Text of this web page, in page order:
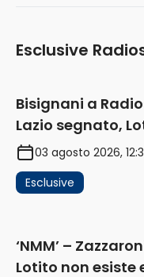
Esclusive
Bisignani a
Lazio segnato,
problema, la
Flaminio e
e gli interessi dei
03 agosto 2026,
Esclusive
‘NMM’ –
Lotito non esiste